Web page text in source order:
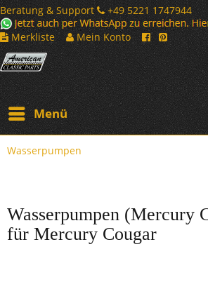
Beratung & Support
+49 5221 1747944
Merkliste
Mein Konto
Menü
Wasserpumpen
Wasserpumpen (Mercury
für Mercury Cougar